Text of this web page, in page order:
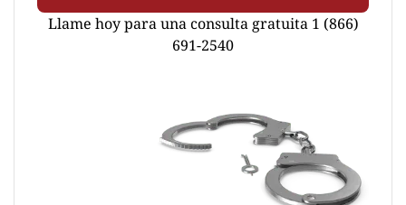
Llame hoy para una consulta gratuita 1 (866)
691-2540